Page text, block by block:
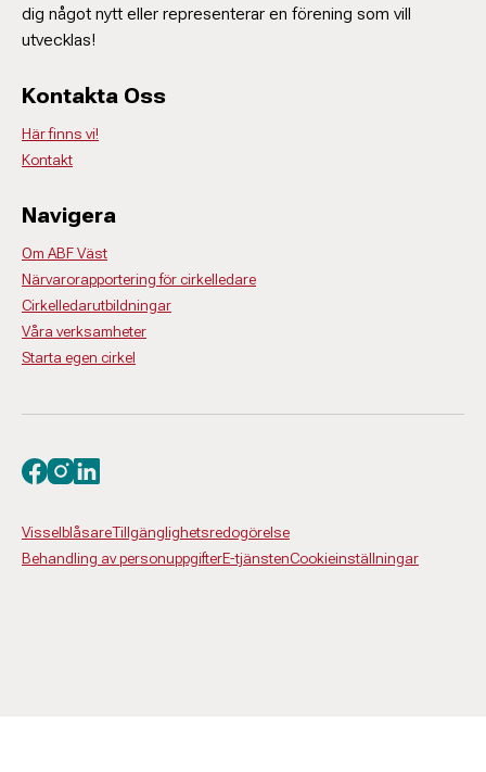
dig något nytt eller representerar en förening som vill
utvecklas!
Kontakta Oss
Här finns vi!
Kontakt
Navigera
Om ABF Väst
Närvarorapportering för cirkelledare
Cirkelledarutbildningar
Våra verksamheter
Starta egen cirkel
VisselblåsareTillgänglighetsredogörelse
Behandling av personuppgifterE-tjänstenCookieinställningar
Besök oss på facebook
Besök oss på instagram
Besök oss på linkedin